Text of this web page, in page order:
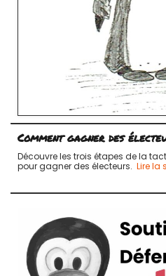
Comment gagner des
Découvre les trois étapes de la
pour gagner des électeurs. Lire la